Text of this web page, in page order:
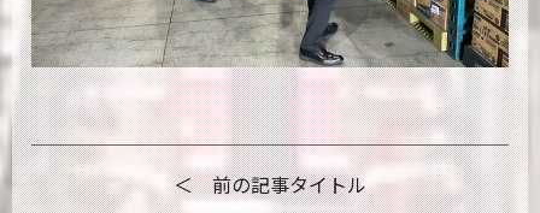
＜ 前の記事タイトル